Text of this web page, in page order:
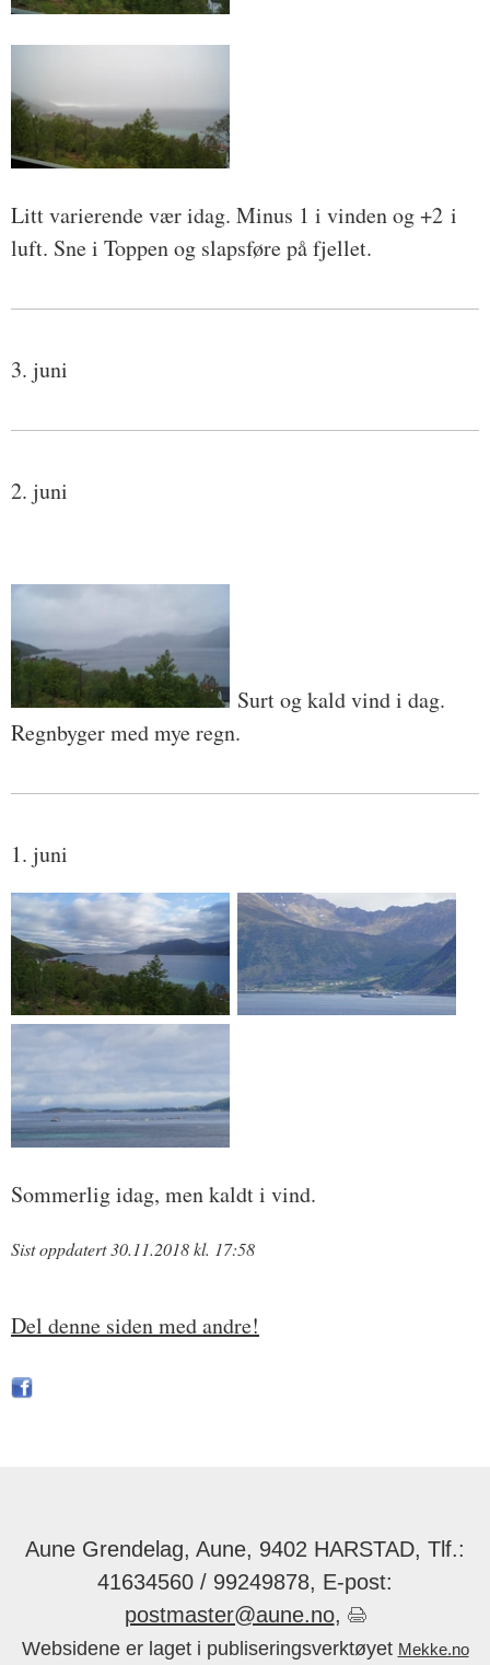
Litt varierende vær idag. Minus 1 i vinden og +2 i
luft. Sne i Toppen og slapsføre på fjellet.
3. juni
2. juni
Surt og kald vind i dag.
Regnbyger med mye regn.
1. juni
Sommerlig idag, men kaldt i vind.
Sist oppdatert 30.11.2018 kl. 17:58
Del denne siden med andre!
Aune Grendelag, Aune, 9402 HARSTAD, Tlf.:
41634560 / 99249878, E-post:
postmaster@aune.no,
Websidene er laget i publiseringsverktøyet Mekke.no